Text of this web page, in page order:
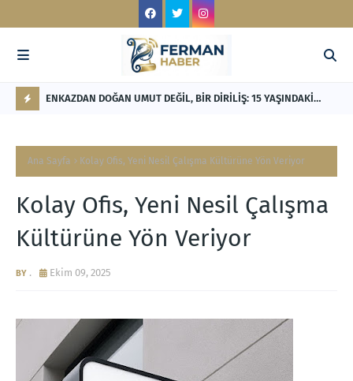
L
ENKAZDAN DOĞAN UMUT DEĞİL, BİR DİRİLİŞ: 15 YAŞINDAKİ
HİKÂYESİ
Ana Sayfa Kolay Ofis, Yeni Nesil Çalışma Kültürüne Yön Veriyor
Kolay Ofis, Yeni Nesil Çalışma
Kültürüne Yön Veriyor
. Ekim 09, 2025